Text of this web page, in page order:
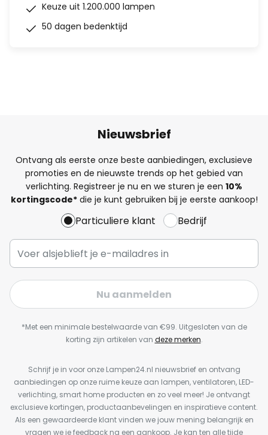
Keuze uit 1.200.000 lampen
50 dagen bedenktijd
Nieuwsbrief
Ontvang als eerste onze beste aanbiedingen, exclusieve
promoties en de nieuwste trends op het gebied van
verlichting. Registreer je nu en we sturen je een 10%
kortingscode*die je kunt gebruiken bij je eerste aankoop!
Particuliere klant Bedrijf
Nu aanmelden
*Met een minimale bestelwaarde van €99. Uitgesloten van de
korting zijn artikelen van deze merken.
Schrijf je in voor onze Lampen24.nl nieuwsbrief en ontvang
aanbiedingen op onze ruime keuze aan lampen, ventilatoren, LED-
verlichting, smart home producten en zo veel meer! Je ontvangt
exclusieve kortingen, productaanbevelingen en inspiratieve content.
Als een gewaardeerde klant vinden we jouw mening belangrijk en
vragen we je feedback na een aankoop. Je kan ten alle tijde